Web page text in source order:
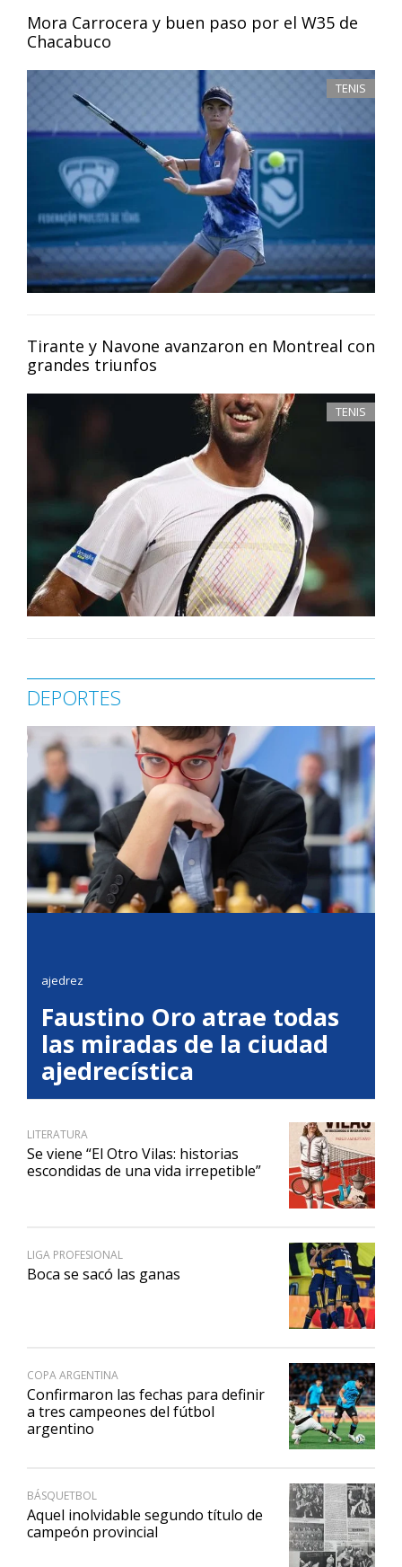
Mora Carrocera y buen paso por el W35 de
Chacabuco
TENIS
Tirante y Navone avanzaron en Montreal con
grandes triunfos
TENIS
DEPORTES
ajedrez
Faustino Oro atrae todas
las miradas de la ciudad
ajedrecística
LITERATURA
Se viene “El Otro Vilas: historias
escondidas de una vida irrepetible”
LIGA PROFESIONAL
Boca se sacó las ganas
COPA ARGENTINA
Confirmaron las fechas para definir
a tres campeones del fútbol
argentino
BÁSQUETBOL
Aquel inolvidable segundo título de
campeón provincial